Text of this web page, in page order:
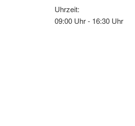
Uhrzeit:
09:00 Uhr - 16:30 Uhr